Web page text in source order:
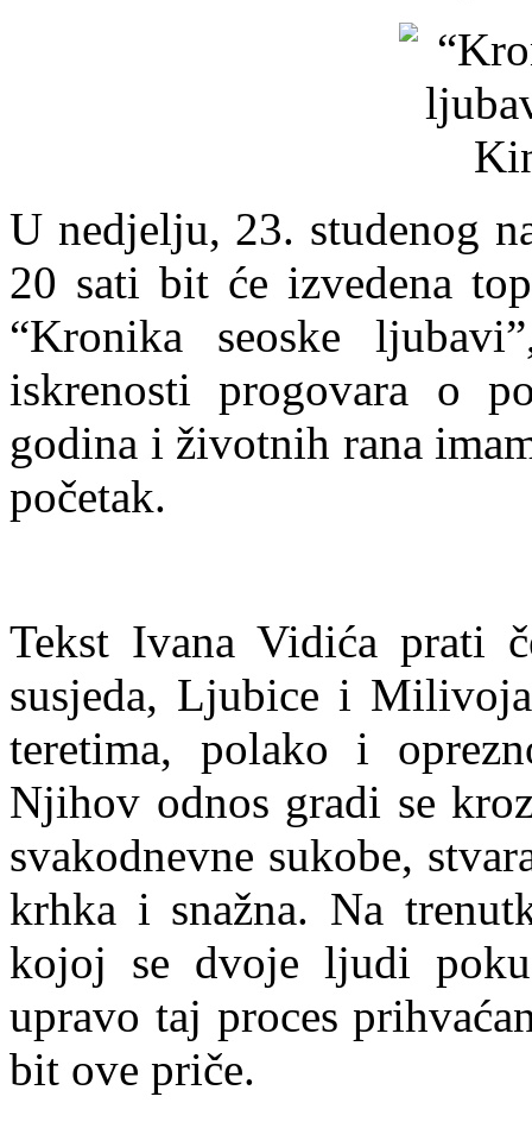
U nedjelju, 23. studenog
20 sati bit će izvedena
“Kronika seoske
iskrenosti progovara o
godina i životnih rana
početak.
Tekst Ivana Vidića prati
susjeda, Ljubice i
teretima, polako i
Njihov odnos gradi se
svakodnevne sukobe,
krhka i snažna. Na
kojoj se dvoje ljudi
upravo taj proces
bit ove priče.